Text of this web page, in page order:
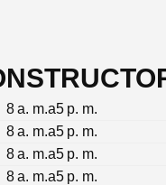
8 a. m.a5 p. m.
8 a. m.a5 p. m.
8 a. m.a5 p. m.
8 a. m.a5 p. m.